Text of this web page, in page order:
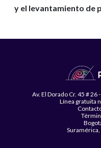
y el levantamiento de
Av. El Dorado Cr. 45 #
Línea gratuita